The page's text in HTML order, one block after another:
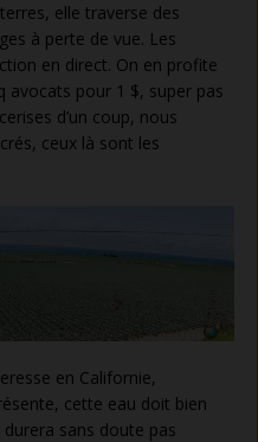
elle traverse des
à perte de vue. Les
en direct. On en profite
avocats pour 1 $, super pas
d’un coup, nous
ceux là sont les
en Californie,
cette eau doit bien
sans doute pas